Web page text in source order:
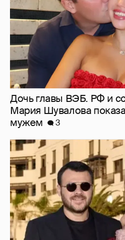
Дочь главы ВЭБ. РФ и
Мария Шувалова
мужем
3